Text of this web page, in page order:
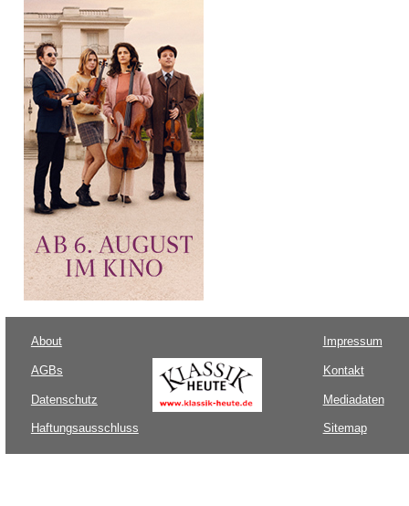
About
AGBs
Datenschutz
Haftungsausschluss
Impressum
Kontakt
Mediadaten
Sitemap